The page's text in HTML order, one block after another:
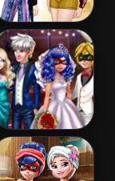
Princess
Coachella Style
Dress 1
Ladybug
Wedding Royal
Guests